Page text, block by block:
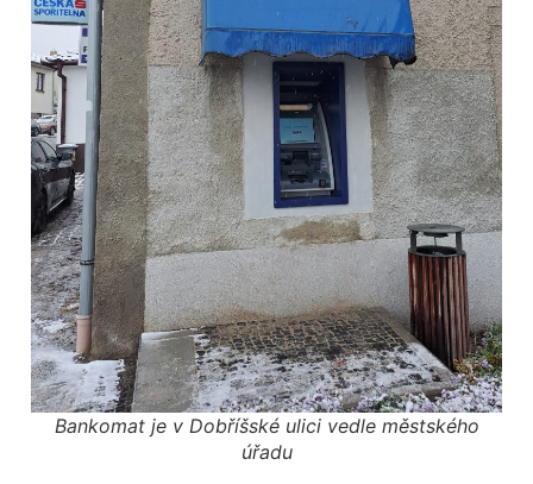
Bankomat je v Dobříšské ulici vedle městského
úřadu